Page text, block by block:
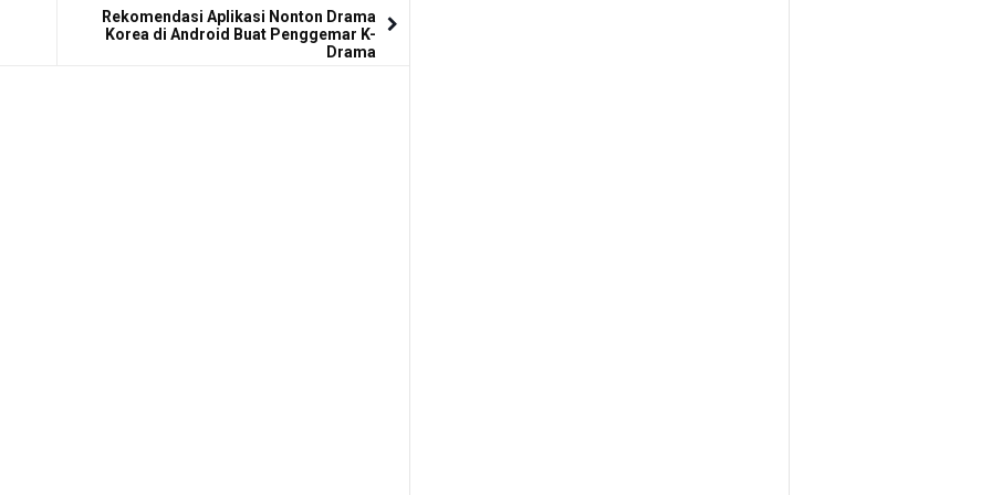
Rekomendasi Aplikasi Nonton Drama
Korea di Android Buat Penggemar K-
Drama